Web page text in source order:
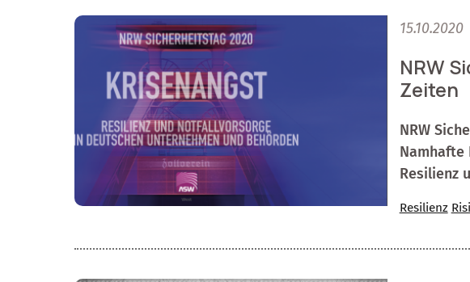
15.10.2020
NRW
Zeiten
NRW
Namhafte
Resilienz
Resilienz